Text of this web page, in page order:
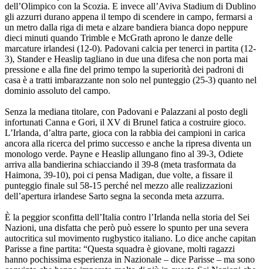
dell’Olimpico con la Scozia. E invece all’Aviva Stadium di Dublino
gli azzurri durano appena il tempo di scendere in campo, fermarsi a
un metro dalla riga di meta e alzare bandiera bianca dopo neppure
dieci minuti quando Trimble e McGrath aprono le danze delle
marcature irlandesi (12-0). Padovani calcia per tenerci in partita (12-
3), Stander e Heaslip tagliano in due una difesa che non porta mai
pressione e alla fine del primo tempo la superiorità dei padroni di
casa è a tratti imbarazzante non solo nel punteggio (25-3) quanto nel
dominio assoluto del campo.
Senza la mediana titolare, con Padovani e Palazzani al posto degli
infortunati Canna e Gori, il XV di Brunel fatica a costruire gioco.
L’Irlanda, d’altra parte, gioca con la rabbia dei campioni in carica
ancora alla ricerca del primo successo e anche la ripresa diventa un
monologo verde. Payne e Heaslip allungano fino al 39-3, Odiete
arriva alla bandierina schiacciando il 39-8 (meta trasformata da
Haimona, 39-10), poi ci pensa Madigan, due volte, a fissare il
punteggio finale sul 58-15 perché nel mezzo alle realizzazioni
dell’apertura irlandese Sarto segna la seconda meta azzurra.
È la peggior sconfitta dell’Italia contro l’Irlanda nella storia del Sei
Nazioni, una disfatta che però può essere lo spunto per una severa
autocritica sul movimento rugbystico italiano. Lo dice anche capitan
Parisse a fine partita: “Questa squadra è giovane, molti ragazzi
hanno pochissima esperienza in Nazionale – dice Parisse – ma sono